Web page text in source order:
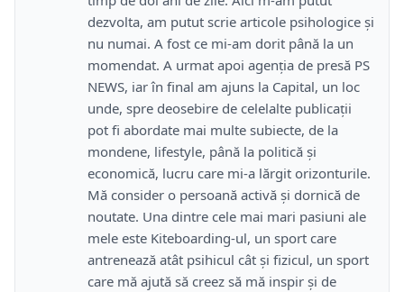
dezvolta, am putut scrie articole psihologice și
nu numai. A fost ce mi-am dorit până la un
momendat. A urmat apoi agenția de presă PS
NEWS, iar în final am ajuns la Capital, un loc
unde, spre deosebire de celelalte publicații
pot fi abordate mai multe subiecte, de la
mondene, lifestyle, până la politică și
economică, lucru care mi-a lărgit orizonturile.
Mă consider o persoană activă și dornică de
noutate. Una dintre cele mai mari pasiuni ale
mele este Kiteboarding-ul, un sport care
antrenează atât psihicul cât și fizicul, un sport
care mă ajută să creez să mă inspir și de